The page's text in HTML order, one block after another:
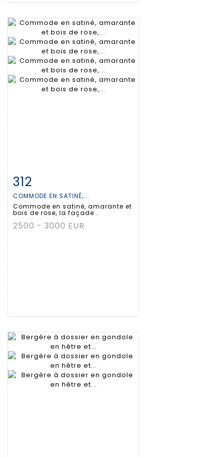
Fiche détaillée
312
COMMODE EN SATINÉ,...
Commode en satiné, amarante et
bois de rose, la façade...
2500 - 3000 EUR